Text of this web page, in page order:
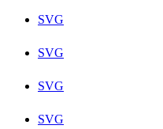
SVG
SVG
SVG
SVG